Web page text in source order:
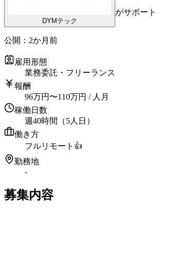
DYMテック
がサポート
公開： 2か月前
雇用形態
業務委託・フリーランス
報酬
96万円 〜110万円 / 人月
稼働日数
週40時間（5人日）
働き方
フルリモート 👍
勤務地
-
募集内容